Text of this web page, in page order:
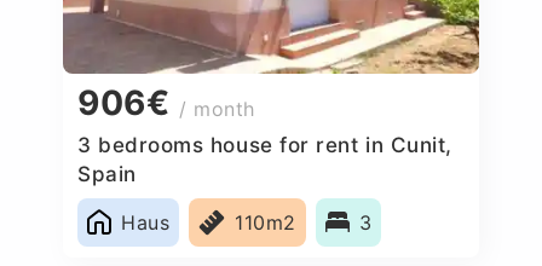
906€ / month
3 bedrooms house for rent in Cunit,
Spain
Haus
110m2 3